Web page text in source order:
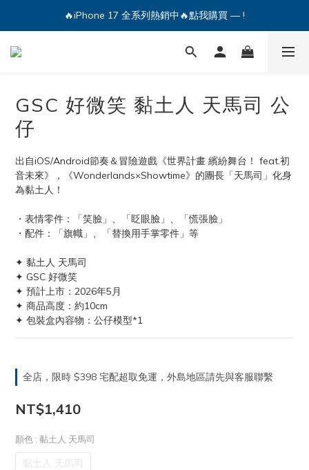
🔥iPhone 17 全系列熱銷中🔥點我購買 — !
🔥iPhone 17 全系列熱銷中🔥點我購買 — !
💕加入Q哥 Line 新好友領優惠券！🎫
GSC 好微笑 黏土人 天馬司 公
仔
出自iOS/Android節奏＆冒險遊戲《世界計畫 繽紛舞台！ feat.初
音未來》，《Wonderlands×Showtime》的團長「天馬司」化身
為黏土人！
・表情零件：「笑臉」、「眨眼臉」、「慌張臉」
・配件：「旗幟」、「替換用手掌零件」等
✦ 黏土人 天馬司
✦ GSC 好微笑
✦ 預計上市：2026年5月
✦ 商品高度：約10cm
✦ 包裝盒內容物：公仔模型*1
全店，限時 $398 宅配超取免運，外島地區請先與客服聯繫
NT$1,410
顏色 : 黏土人 天馬司
黏土人 天馬司